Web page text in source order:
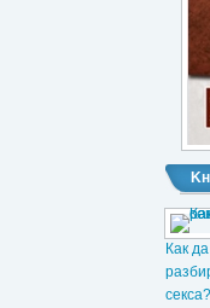
Как да
секса?